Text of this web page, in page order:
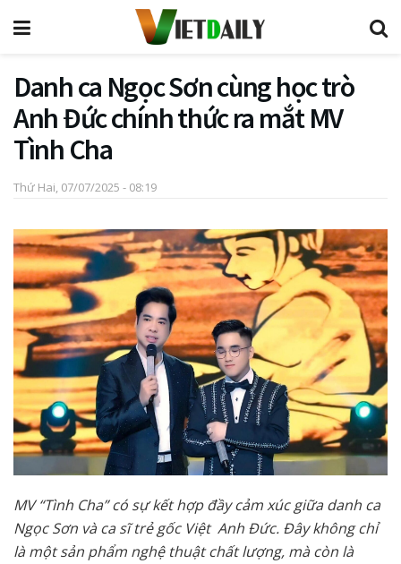
Danh ca Ngọc Sơn cùng học trò
Anh Đức chính thức ra mắt MV
Tình Cha
Thứ Hai, 07/07/2025 - 08:19
MV “Tình Cha” có sự kết hợp đầy cảm xúc giữa danh ca
Ngọc Sơn và ca sĩ trẻ gốc Việt Anh Đức. Đây không chỉ
là một sản phẩm nghệ thuật chất lượng, mà còn là